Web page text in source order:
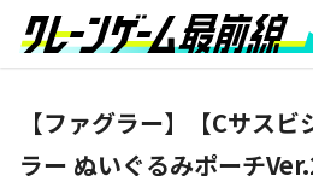
【ファグラー】【Cサス
ラー ぬいぐるみポーチ